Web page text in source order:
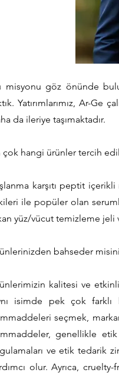
misyonu göz önünde
Yatırımlarımız, Ar-Ge
da ileriye taşımaktadır.
çok hangi ürünler tercih
karşıtı peptit
ile popüler olan
yüz/vücut temizleme jeli
bahseder
kalitesi ve
isimde pek çok
seçmek,
genellikle
ve etik tedarik
olur. Ayrıca,